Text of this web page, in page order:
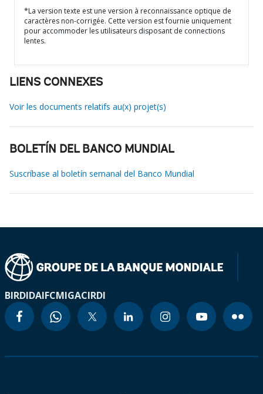
*La version texte est une version à reconnaissance optique de
caractères non-corrigée. Cette version est fournie uniquement
pour accommoder les utilisateurs disposant de connections
lentes.
LIENS CONNEXES
Voir les documents relatifs au(x) projet(s)
BOLETÍN DEL BANCO MUNDIAL
Suscríbase al boletín semanal del Banco Mundial
BIRDIDAIFCMIGACIRDI